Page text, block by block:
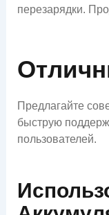
перезарядки.
Предлагайте
быструю
пользователей.